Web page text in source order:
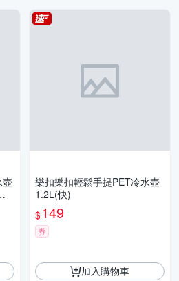
壺
樂扣樂扣輕鬆手提PET冷水壺
1.2L(快)
$149
券
加入購物車